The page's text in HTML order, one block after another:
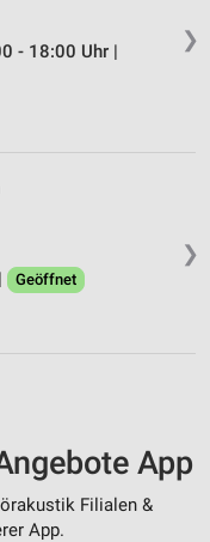
❯
- 18:00 Uhr |
❯
Geöffnet
App
Filialen &
App.